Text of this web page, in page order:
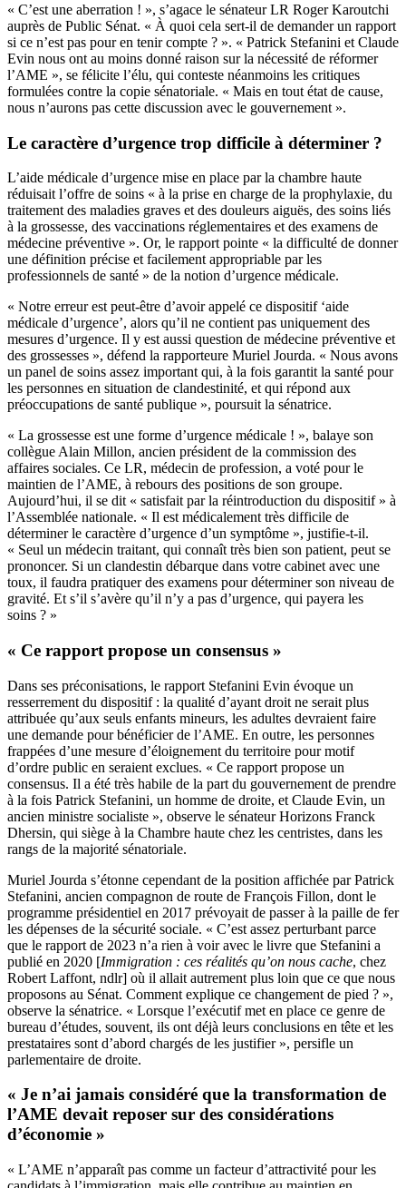
« C’est une aberration ! », s’agace le sénateur LR Roger Karoutchi
auprès de Public Sénat. « À quoi cela sert-il de demander un rapport
si ce n’est pas pour en tenir compte ? ». « Patrick Stefanini et Claude
Evin nous ont au moins donné raison sur la nécessité de réformer
l’AME », se félicite l’élu, qui conteste néanmoins les critiques
formulées contre la copie sénatoriale. « Mais en tout état de cause,
nous n’aurons pas cette discussion avec le gouvernement ».
Le caractère d’urgence trop difficile à déterminer ?
L’aide médicale d’urgence mise en place par la chambre haute
réduisait l’offre de soins « à la prise en charge de la prophylaxie, du
traitement des maladies graves et des douleurs aiguës, des soins liés
à la grossesse, des vaccinations réglementaires et des examens de
médecine préventive ». Or, le rapport pointe « la difficulté de donner
une définition précise et facilement appropriable par les
professionnels de santé » de la notion d’urgence médicale.
« Notre erreur est peut-être d’avoir appelé ce dispositif ‘aide
médicale d’urgence’, alors qu’il ne contient pas uniquement des
mesures d’urgence. Il y est aussi question de médecine préventive et
des grossesses », défend la rapporteure Muriel Jourda. « Nous avons
un panel de soins assez important qui, à la fois garantit la santé pour
les personnes en situation de clandestinité, et qui répond aux
préoccupations de santé publique », poursuit la sénatrice.
« La grossesse est une forme d’urgence médicale ! », balaye son
collègue Alain Millon, ancien président de la commission des
affaires sociales. Ce LR, médecin de profession, a voté pour le
maintien de l’AME, à rebours des positions de son groupe.
Aujourd’hui, il se dit « satisfait par la réintroduction du dispositif » à
l’Assemblée nationale. « Il est médicalement très difficile de
déterminer le caractère d’urgence d’un symptôme », justifie-t-il.
« Seul un médecin traitant, qui connaît très bien son patient, peut se
prononcer. Si un clandestin débarque dans votre cabinet avec une
toux, il faudra pratiquer des examens pour déterminer son niveau de
gravité. Et s’il s’avère qu’il n’y a pas d’urgence, qui payera les
soins ? »
« Ce rapport propose un consensus »
Dans ses préconisations, le rapport Stefanini Evin évoque un
resserrement du dispositif : la qualité d’ayant droit ne serait plus
attribuée qu’aux seuls enfants mineurs, les adultes devraient faire
une demande pour bénéficier de l’AME. En outre, les personnes
frappées d’une mesure d’éloignement du territoire pour motif
d’ordre public en seraient exclues. « Ce rapport propose un
consensus. Il a été très habile de la part du gouvernement de prendre
à la fois Patrick Stefanini, un homme de droite, et Claude Evin, un
ancien ministre socialiste », observe le sénateur Horizons Franck
Dhersin, qui siège à la Chambre haute chez les centristes, dans les
rangs de la majorité sénatoriale.
Muriel Jourda s’étonne cependant de la position affichée par Patrick
Stefanini, ancien compagnon de route de François Fillon, dont le
programme présidentiel en 2017 prévoyait de passer à la paille de fer
les dépenses de la sécurité sociale. « C’est assez perturbant parce
que le rapport de 2023 n’a rien à voir avec le livre que Stefanini a
publié en 2020 [Immigration : ces réalités qu’on nous cache, chez
Robert Laffont, ndlr] où il allait autrement plus loin que ce que nous
proposons au Sénat. Comment explique ce changement de pied ? »,
observe la sénatrice. « Lorsque l’exécutif met en place ce genre de
bureau d’études, souvent, ils ont déjà leurs conclusions en tête et les
prestataires sont d’abord chargés de les justifier », persifle un
parlementaire de droite.
« Je n’ai jamais considéré que la transformation de
l’AME devait reposer sur des considérations
d’économie »
« L’AME n’apparaît pas comme un facteur d’attractivité pour les